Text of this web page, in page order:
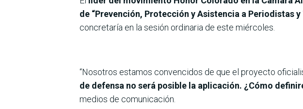
de “Prevención, Protección y Asistencia a Periodistas
concretaría en la sesión ordinaria de este miércoles.
“Nosotros estamos convencidos de que el proyecto
de defensa no será posible la aplicación. ¿Cómo
medios de comunicación.